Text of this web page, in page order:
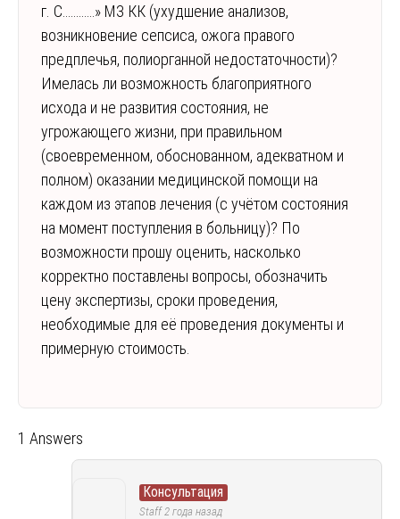
г. С…………» МЗ КК (ухудшение анализов,
возникновение сепсиса, ожога правого
предплечья, полиорганной недостаточности)?
Имелась ли возможность благоприятного
исхода и не развития состояния, не
угрожающего жизни, при правильном
(своевременном, обоснованном, адекватном и
полном) оказании медицинской помощи на
каждом из этапов лечения (с учётом состояния
на момент поступления в больницу)? По
возможности прошу оценить, насколько
корректно поставлены вопросы, обозначить
цену экспертизы, сроки проведения,
необходимые для её проведения документы и
примерную стоимость.
1 Answers
Консультация
Staff2 года назад